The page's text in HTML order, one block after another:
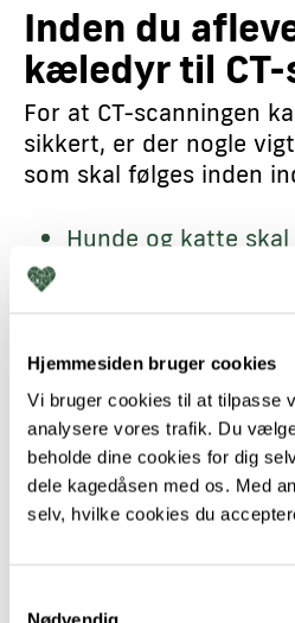
Hjemmesiden bruger cookies
Vi bruger cookies til at tilpasse
analysere vores trafik. Du
beholde dine cookies for dig
dele kagedåsen med os. Med
selv, hvilke cookies du
Inden du
kæledyr til CT-
For at CT-scanningen
sikkert, er der nogle
som skal følges inden
Hunde og katte
vand tages væk
Hunden bør være
afleveres
Medbring gerne et